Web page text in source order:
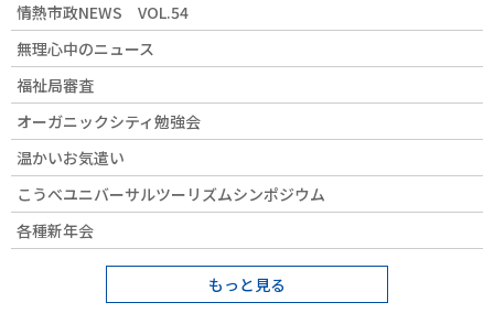
情熱市政NEWS VOL.54
無理心中のニュース
福祉局審査
オーガニックシティ勉強会
温かいお気遣い
こうべユニバーサルツーリズムシンポジウム
各種新年会
もっと見る